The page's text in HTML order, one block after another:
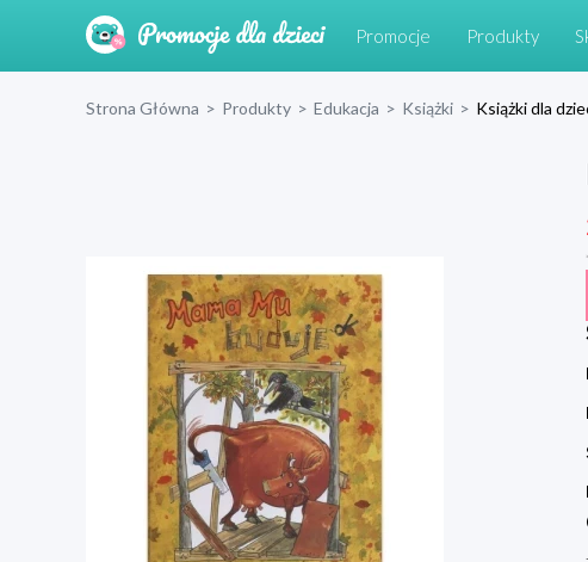
Promocje Produkty
Strona Główna > Produkty > Edukacja > Książki > Książki dla